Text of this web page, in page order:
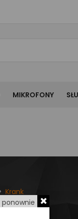
MIKROFONY
Krank
ponownie